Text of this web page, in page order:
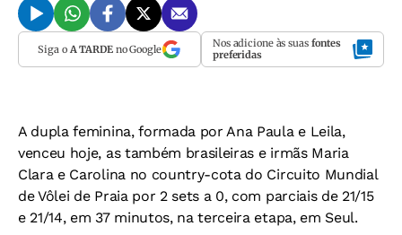
Siga o A TARDEno Google Nos adicione às suas fontes
preferidas
A dupla feminina, formada por Ana Paula e Leila,
venceu hoje, as também brasileiras e irmãs Maria
Clara e Carolina no country-cota do Circuito Mundial
de Vôlei de Praia por 2 sets a 0, com parciais de 21/15
e 21/14, em 37 minutos, na terceira etapa, em Seul.